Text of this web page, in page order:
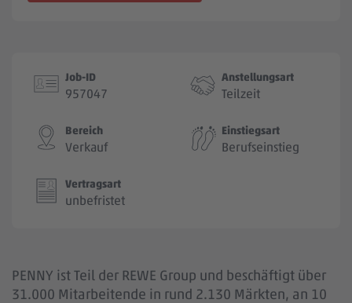
Job-ID
957047
Anstellungsart
Teilzeit
Bereich
Verkauf
Einstiegsart
Berufseinstieg
Vertragsart
unbefristet
PENNY ist Teil der REWE Group und beschäftigt über
31.000 Mitarbeitende in rund 2.130 Märkten, an 10